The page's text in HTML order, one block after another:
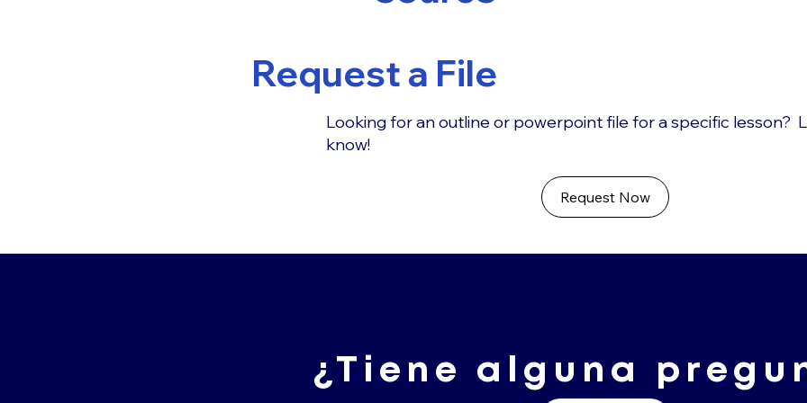
Request a File
Looking for an outline or powerpoint file for a specific lesson?
know!
Request Now
¿Tiene alguna